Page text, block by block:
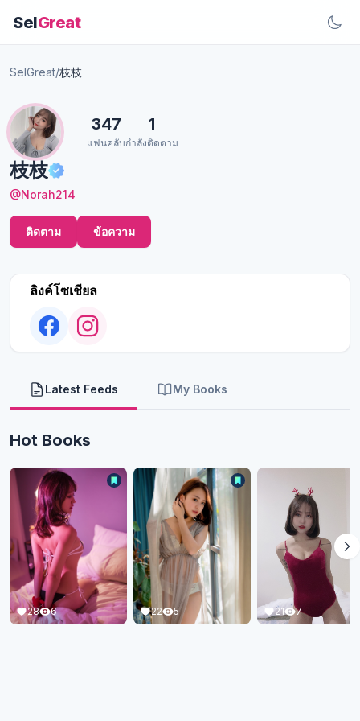
SelGreat
SelGreat/枝枝
枝枝
@Norah214
347
แฟนคลับ
1
กำลังติดตาม
ติดตาม ข้อความ
ลิงค์โซเชียล
Latest Feeds My Books
Hot Books
28 6 22 5 21 7